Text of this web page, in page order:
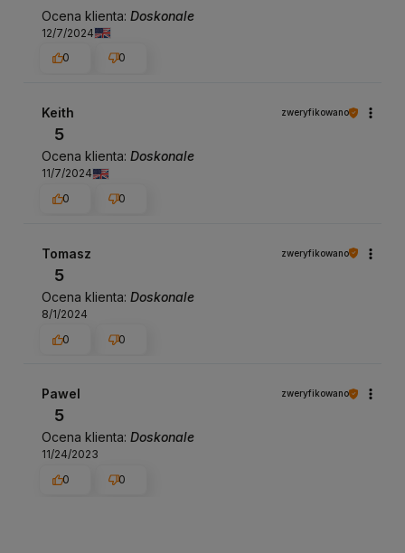
Ocena klienta: Doskonale
12/7/2024
0
0
Keith zweryfikowano
5
Ocena klienta: Doskonale
11/7/2024
0
0
Tomasz zweryfikowano
5
Ocena klienta: Doskonale
8/1/2024
0
0
Pawel zweryfikowano
5
Ocena klienta: Doskonale
11/24/2023
0
0